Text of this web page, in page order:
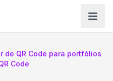
de QR Code para portfólios
Code